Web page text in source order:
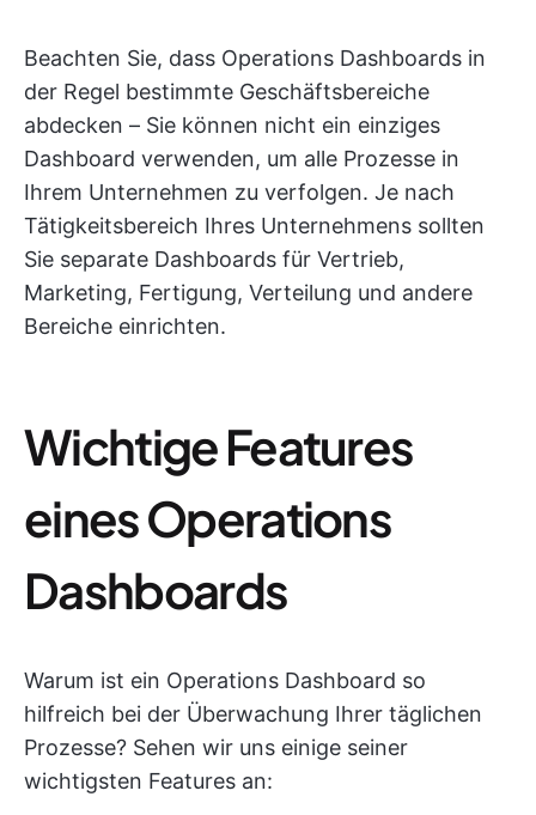
Beachten Sie, dass Operations Dashboards in
der Regel bestimmte Geschäftsbereiche
abdecken – Sie können nicht ein einziges
Dashboard verwenden, um alle Prozesse in
Ihrem Unternehmen zu verfolgen. Je nach
Tätigkeitsbereich Ihres Unternehmens sollten
Sie separate Dashboards für Vertrieb,
Marketing, Fertigung, Verteilung und andere
Bereiche einrichten.
Wichtige Features
eines Operations
Dashboards
Warum ist ein Operations Dashboard so
hilfreich bei der Überwachung Ihrer täglichen
Prozesse? Sehen wir uns einige seiner
wichtigsten Features an: